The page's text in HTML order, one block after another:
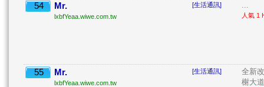
54 Mr.
lxbfYeaa.wiwe.com.tw
[生活通訊] ...
人氣 1
55 Mr.
lxbfYeaa.wiwe.com.tw
[生活通訊]
全新
榭大